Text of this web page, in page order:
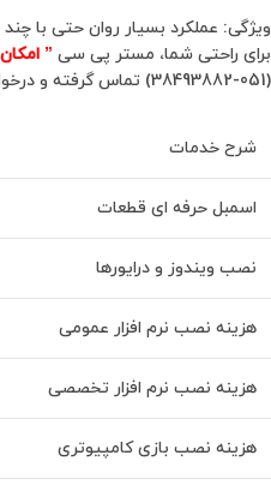
ویژگی: عملکرد بسیار روان حتی با چند
برای راحتی شما، مستر پی سی ”
(051-38493882) تماس گرفته و درخواست خود را مطرح نمایید.
شرح خدمات
اسمبل حرفه ای قطعات
نصب ویندوز و درایورها
هزینه نصب نرم افزار عمومی
هزینه نصب نرم افزار تخصصی
هزینه نصب بازی کامپیوتری